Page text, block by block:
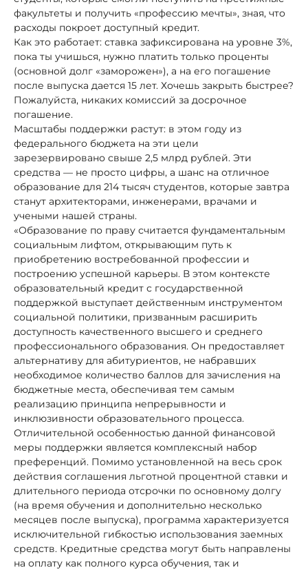
факультеты и получить «профессию мечты», зная, что
расходы покроет доступный кредит.
Как это работает: ставка зафиксирована на уровне 3%,
пока ты учишься, нужно платить только проценты
(основной долг «заморожен»), а на его погашение
после выпуска дается 15 лет. Хочешь закрыть быстрее?
Пожалуйста, никаких комиссий за досрочное
погашение.
Масштабы поддержки растут: в этом году из
федерального бюджета на эти цели
зарезервировано свыше 2,5 млрд рублей. Эти
средства — не просто цифры, а шанс на отличное
образование для 214 тысяч студентов, которые завтра
станут архитекторами, инженерами, врачами и
учеными нашей страны.
«Образование по праву считается фундаментальным
социальным лифтом, открывающим путь к
приобретению востребованной профессии и
построению успешной карьеры. В этом контексте
образовательный кредит с государственной
поддержкой выступает действенным инструментом
социальной политики, призванным расширить
доступность качественного высшего и среднего
профессионального образования. Он предоставляет
альтернативу для абитуриентов, не набравших
необходимое количество баллов для зачисления на
бюджетные места, обеспечивая тем самым
реализацию принципа непрерывности и
инклюзивности образовательного процесса.
Отличительной особенностью данной финансовой
меры поддержки является комплексный набор
преференций. Помимо установленной на весь срок
действия соглашения льготной процентной ставки и
длительного периода отсрочки по основному долгу
(на время обучения и дополнительно несколько
месяцев после выпуска), программа характеризуется
исключительной гибкостью использования заемных
средств. Кредитные средства могут быть направлены
на оплату как полного курса обучения, так и